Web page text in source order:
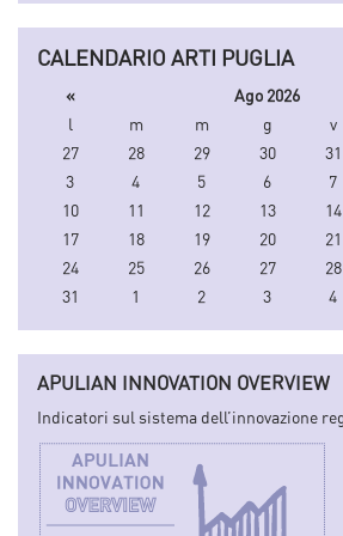
CALENDARIO ARTI PUGLIA
« Ago 2026
l
m m g v
27
28 29 30 31
3
4 5 6 7
10
11 12 13 14
17
18 19 20 21
24
25 26 27 28
31
1 2 3 4
APULIAN INNOVATION OVERVIEW
Indicatori sul sistema dell’innovazione